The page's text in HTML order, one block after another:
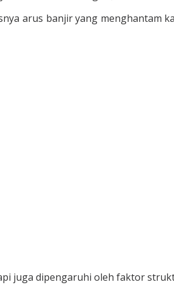
arus banjir yang menghantam
juga dipengaruhi oleh faktor